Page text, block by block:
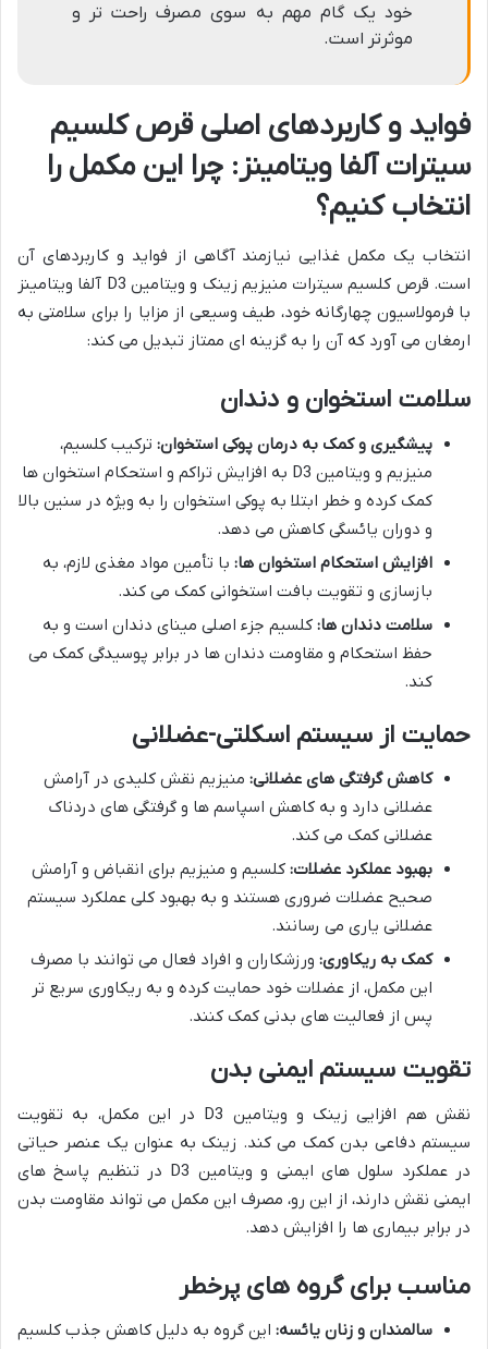
خود یک گام مهم به سوی مصرف راحت تر و
موثرتر است.
فواید و کاربردهای اصلی قرص کلسیم
سیترات آلفا ویتامینز: چرا این مکمل را
انتخاب کنیم؟
انتخاب یک مکمل غذایی نیازمند آگاهی از فواید و کاربردهای آن
است. قرص کلسیم سیترات منیزیم زینک و ویتامین D3 آلفا ویتامینز
با فرمولاسیون چهارگانه خود، طیف وسیعی از مزایا را برای سلامتی به
ارمغان می آورد که آن را به گزینه ای ممتاز تبدیل می کند:
سلامت استخوان و دندان
پیشگیری و کمک به درمان پوکی استخوان: ترکیب کلسیم،
منیزیم و ویتامین D3 به افزایش تراکم و استحکام استخوان ها
کمک کرده و خطر ابتلا به پوکی استخوان را به ویژه در سنین بالا
و دوران یائسگی کاهش می دهد.
افزایش استحکام استخوان ها: با تأمین مواد مغذی لازم، به
بازسازی و تقویت بافت استخوانی کمک می کند.
سلامت دندان ها: کلسیم جزء اصلی مینای دندان است و به
حفظ استحکام و مقاومت دندان ها در برابر پوسیدگی کمک می
کند.
حمایت از سیستم اسکلتی-عضلانی
کاهش گرفتگی های عضلانی: منیزیم نقش کلیدی در آرامش
عضلانی دارد و به کاهش اسپاسم ها و گرفتگی های دردناک
عضلانی کمک می کند.
بهبود عملکرد عضلات: کلسیم و منیزیم برای انقباض و آرامش
صحیح عضلات ضروری هستند و به بهبود کلی عملکرد سیستم
عضلانی یاری می رسانند.
کمک به ریکاوری: ورزشکاران و افراد فعال می توانند با مصرف
این مکمل، از عضلات خود حمایت کرده و به ریکاوری سریع تر
پس از فعالیت های بدنی کمک کنند.
تقویت سیستم ایمنی بدن
نقش هم افزایی زینک و ویتامین D3 در این مکمل، به تقویت
سیستم دفاعی بدن کمک می کند. زینک به عنوان یک عنصر حیاتی
در عملکرد سلول های ایمنی و ویتامین D3 در تنظیم پاسخ های
ایمنی نقش دارند، از این رو، مصرف این مکمل می تواند مقاومت بدن
در برابر بیماری ها را افزایش دهد.
مناسب برای گروه های پرخطر
سالمندان و زنان یائسه: این گروه به دلیل کاهش جذب کلسیم